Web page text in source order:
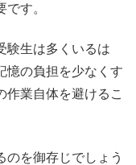
す。
験生は多くいるは
憶の負担を少なくす
作業自体を避けるこ
のを御存じでしょう